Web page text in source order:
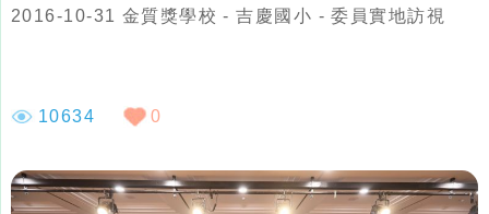
2016-10-31 金質獎學校 - 吉慶國小 - 委員實地訪視
10634 0